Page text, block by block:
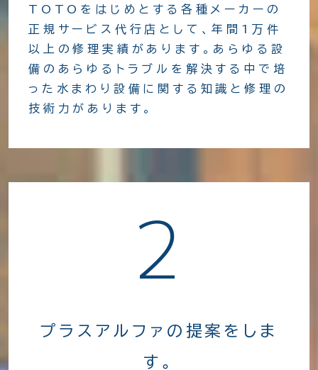
TOTOをはじめとする各種メーカーの
正規サービス代行店として、年間1万件
以上の修理実績があります。あらゆる設
備のあらゆるトラブルを解決する中で培
った水まわり設備に関する知識と修理の
技術力があります。
2
プラスアルファの提案をしま
す。